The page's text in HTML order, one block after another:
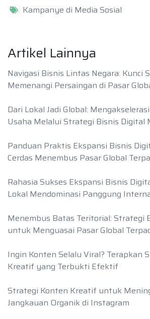
Kampanye di Media Sosial
Artikel Lainnya
Navigasi Bisnis Lintas Negara: Kunci
Memenangi Persaingan di Pasar
Dari Lokal Jadi Global:
Usaha Melalui Strategi Bisnis Digital
Panduan Praktis Ekspansi Bisnis
Cerdas Menembus Pasar Global
Rahasia Sukses Ekspansi Bisnis
Lokal Mendominasi Panggung
Menembus Batas Teritorial: Strategi
untuk Menguasai Pasar Global
Ingin Konten Selalu Viral? Terapkan
Kreatif yang Terbukti Efektif
Strategi Konten Kreatif untuk
Jangkauan Organik di Instagram